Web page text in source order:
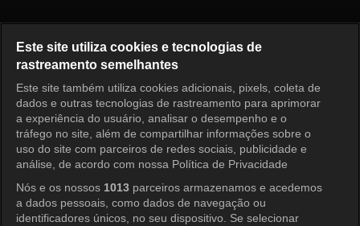
Entrar
Este site utiliza cookies e tecnologias de
rastreamento semelhantes
Este site também utiliza cookies adicionais, pixels, coleta de
dados e outras tecnologias de rastreamento para aprimorar
a experiência do usuário, analisar o desempenho e o
tráfego no site, além de compartilhar informações sobre o
uso do site com parceiros de redes sociais, publicidade e
análise, de acordo com nossa Política de Privacidade
Nós e os nossos 1013 parceiros armazenamos e acedemos
a dados pessoais, como dados de navegação ou
identificadores únicos, no seu dispositivo. Se selecionar